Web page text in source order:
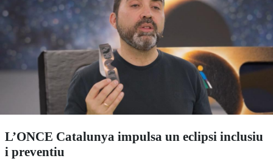
L’ONCE Catalunya impulsa un eclipsi inclusiu
i preventiu